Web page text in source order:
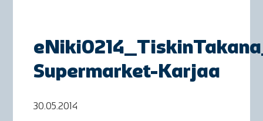
Supermarket-Karjaa
30.05.2014